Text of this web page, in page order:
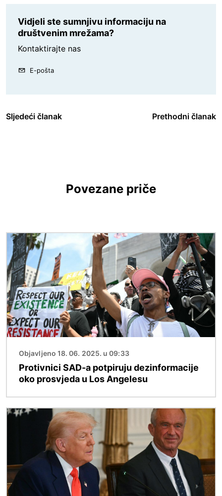
Vidjeli ste sumnjivu informaciju na
društvenim mrežama?
Kontaktirajte nas
E-pošta
Sljedeći članak Prethodni članak
Povezane priče
Slika
Objavljeno 18. 06. 2025. u 09:33
Protivnici SAD-a potpiruju dezinformacije
oko prosvjeda u Los Angelesu
Slika